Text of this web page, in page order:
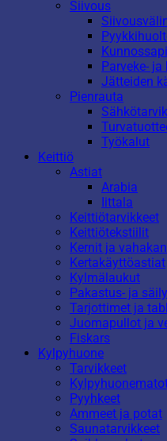
Siivous
Parveke-
Jätteiden
Pienrauta
Työkalut
Keittiö
Astiat
Arabia
Iittala
Keittiötarvikkeet
Keittiötekstiilit
Kernit ja
Kertakäyttöastiat
Kylmälaukut
Pakastus- ja
Tarjottimet ja
Juomapullot ja
Fiskars
Kylpyhuone
Tarvikkeet
Pyyhkeet
Ammeet ja potat
Saunatarvikkeet